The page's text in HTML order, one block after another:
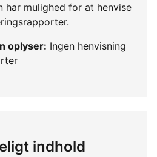
har mulighed for at henvise
oplyser: Ingen henvisning
indhold